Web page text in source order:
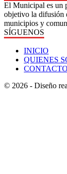
El Municipal es un
objetivo la difusión
municipios y
SÍGUENOS
INICIO
QUIENES
CONTACTO
© 2026 - Diseño